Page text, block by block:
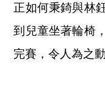
正如何秉錡與林
到兒童坐著輪椅
完賽，令人為之動